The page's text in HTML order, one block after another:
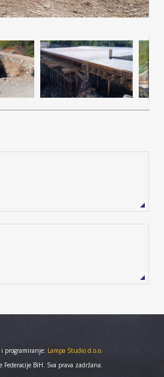
programiranje: Lampa Studio d.o.o.
Federacije BiH. Sva prava zadržana.